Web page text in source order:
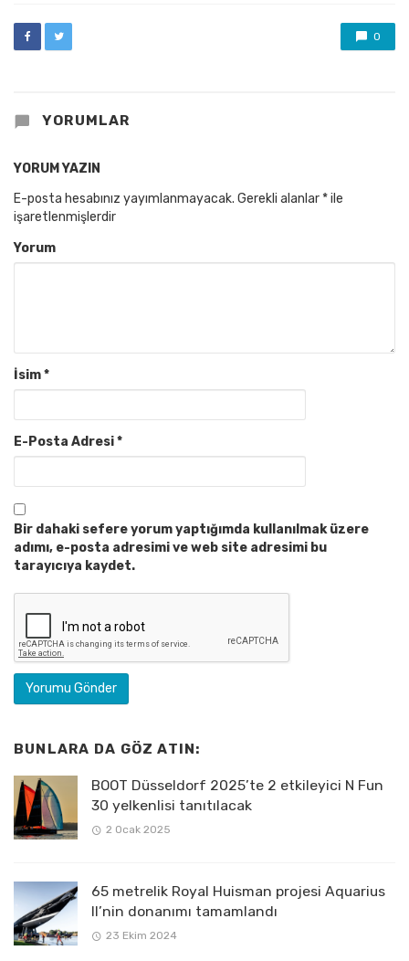
0
YORUMLAR
YORUM YAZIN
E-posta hesabınız yayımlanmayacak. Gerekli alanlar *ile
işaretlenmişlerdir
Yorum
İsim*
E-Posta Adresi*
Bir dahaki sefere yorum yaptığımda kullanılmak üzere
adımı, e-posta adresimi ve web site adresimi bu
tarayıcıya kaydet.
BUNLARA DA GÖZ ATIN:
BOOT Düsseldorf 2025’te 2 etkileyici N Fun
30 yelkenlisi tanıtılacak
2 Ocak 2025
65 metrelik Royal Huisman projesi Aquarius
II’nin donanımı tamamlandı
23 Ekim 2024